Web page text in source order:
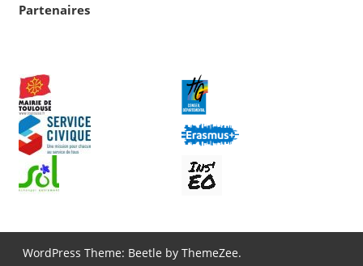
Partenaires
WordPress Theme: Beetle by ThemeZee.